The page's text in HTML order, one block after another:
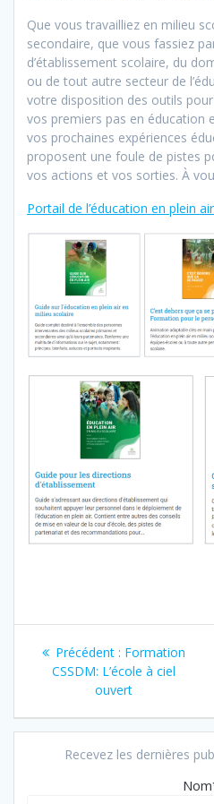
Que vous travailliez en milieu
secondaire, que vous fassiez
d’établissement scolaire, du
ou de tout autre secteur de
votre disposition des outils
vos premiers pas en éducation
vos prochaines expériences
proposent une foule de pistes
vos actions et vos sorties. À
Portail de l’éducation en plein
Navigation
l’article
Précédent : Article
précédent
:
Formation
CSSDM: L’école à ciel
ouvert
Recevez les dernières